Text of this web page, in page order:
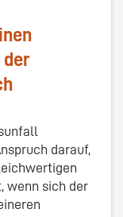
der
darauf,
wenn sich der